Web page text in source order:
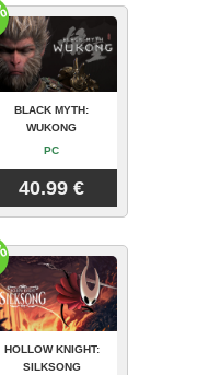
BLACK MYTH:
WUKONG
PC
40.99 €
HOLLOW KNIGHT:
SILKSONG